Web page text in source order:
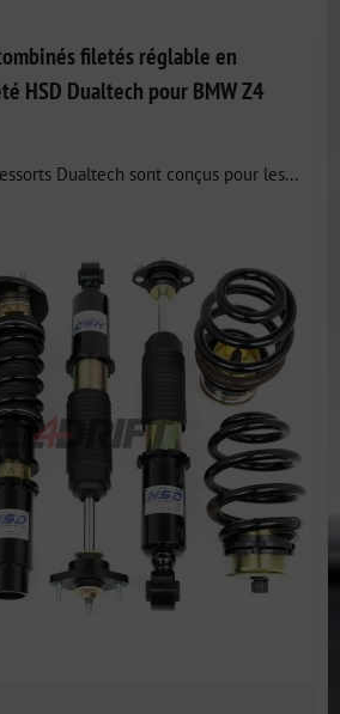
filetés réglable en
HSD Dualtech pour BMW Z4
Dualtech sont conçus pour les...